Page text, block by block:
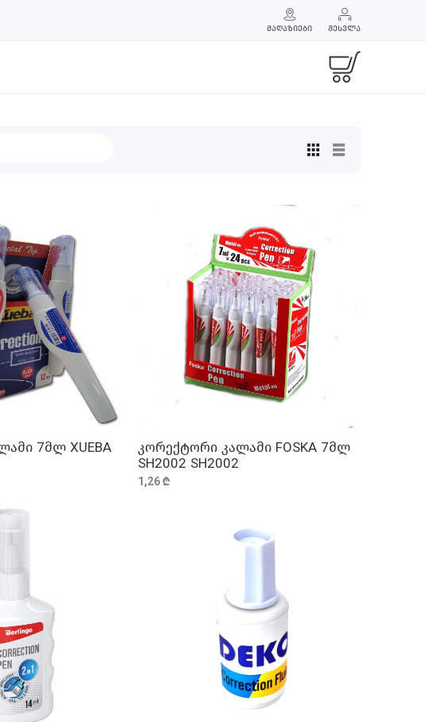
ᲛᲐᲦᲐᲖᲘᲔᲑᲘ ᲨᲔᲡᲕᲚᲐ
7მლ XUEBA
ᲓᲐᲛᲐᲢᲔᲑᲐ
კორექტორი კალამი FOSKA 7მლ
SH2002 SH2002
1,26 ₾